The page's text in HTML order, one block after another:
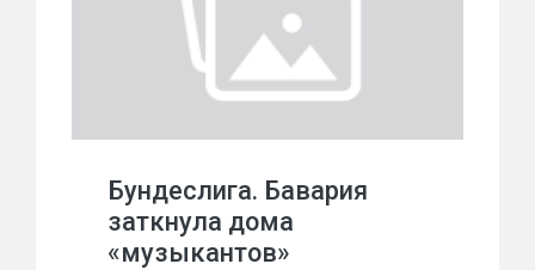
Бундеслига. Бавария
заткнула дома
«музыкантов»